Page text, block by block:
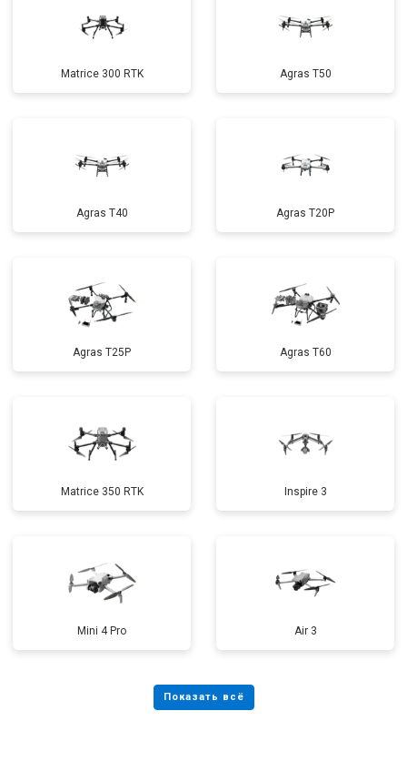
Matrice 300 RTK Agras T50
Agras T40 Agras T20P
Agras T25P Agras T60
Matrice 350 RTK Inspire 3
Mini 4 Pro Air 3